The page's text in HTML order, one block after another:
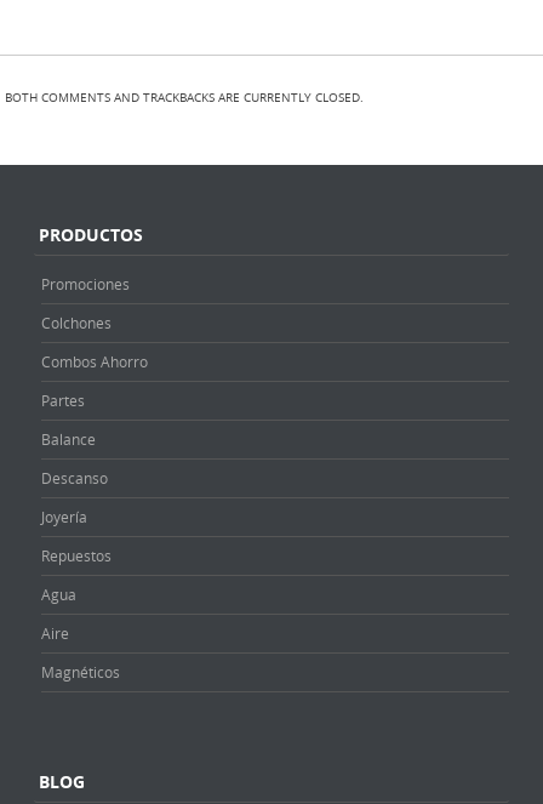
BOTH COMMENTS AND TRACKBACKS ARE CURRENTLY CLOSED.
PRODUCTOS
Promociones
Colchones
Combos Ahorro
Partes
Balance
Descanso
Joyería
Repuestos
Agua
Aire
Magnéticos
BLOG